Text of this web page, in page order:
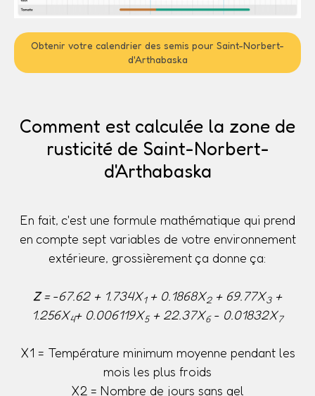
Obtenir votre calendrier des semis pour Saint-Norbert-
d'Arthabaska
Comment est calculée la zone de
rusticité de Saint-Norbert-
d'Arthabaska
En fait, c'est une formule mathématique qui prend
en compte sept variables de votre environnement
extérieure, grossièrement ça donne ça:
Z= -67.62 + 1.734X1+ 0.1868X2+ 69.77X3+
1.256X4+ 0.006119X5+ 22.37X6- 0.01832X7
X1 = Température minimum moyenne pendant les
mois les plus froids
X2 = Nombre de jours sans gel